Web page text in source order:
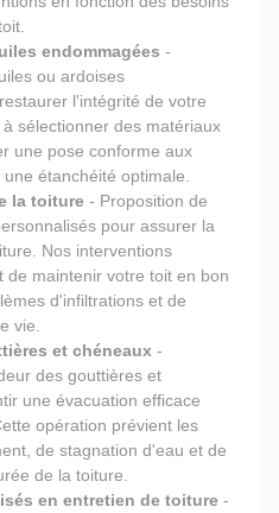
endommagées -
ou ardoises
l'intégrité de votre
sélectionner des matériaux
une pose conforme aux
étanchéité optimale.
la toiture - Proposition de
pour assurer la
Nos interventions
de maintenir votre toit en bon
d'infiltrations et de
vie.
et chéneaux -
des gouttières et
une évacuation efficace
opération prévient les
de stagnation d'eau et de
de la toiture.
en entretien de toiture -